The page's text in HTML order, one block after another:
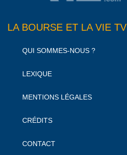
LA BOURSE ET LA VIE TV
QUI SOMMES-NOUS ?
LEXIQUE
MENTIONS LÉGALES
CRÉDITS
CONTACT